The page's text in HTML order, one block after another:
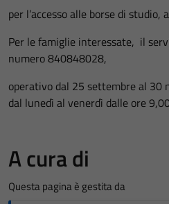
per l’accesso alle borse di
Per le famiglie interessate, il
numero 840848028,
operativo dal 25 settembre al 30
dal lunedì al venerdì dalle ore
A cura di
Questa pagina è gestita da